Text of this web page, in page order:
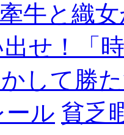
牛と織
せ！「
して勝
ール 貧乏